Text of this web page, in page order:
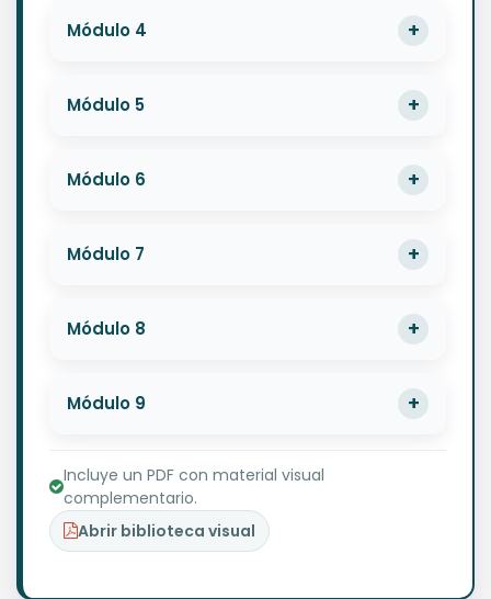
Módulo 4
Módulo 5
Módulo 6
Módulo 7
Módulo 8
Módulo 9
Incluye un PDF con material visual
complementario.
Abrir biblioteca visual